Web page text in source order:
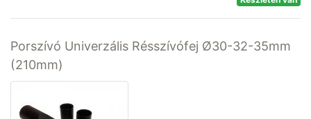
Porszívó Univerzális Résszívófej Ø30-32-35mm
(210mm)